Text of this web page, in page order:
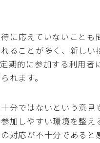
に応えていないことも
ることが多く、新しい
期的に参加する利用者
れます。
分ではないという意見
加しやすい環境を整え
対応が不十分であると